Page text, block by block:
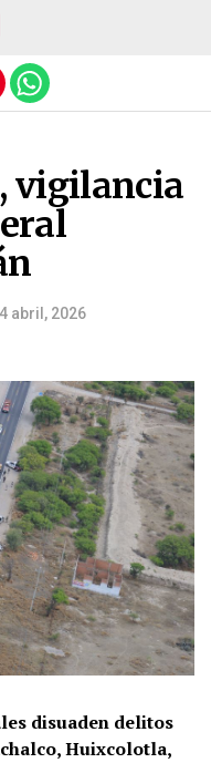
vigilancia
abril, 2026
disuaden delitos
Huixcolotla,
móvil